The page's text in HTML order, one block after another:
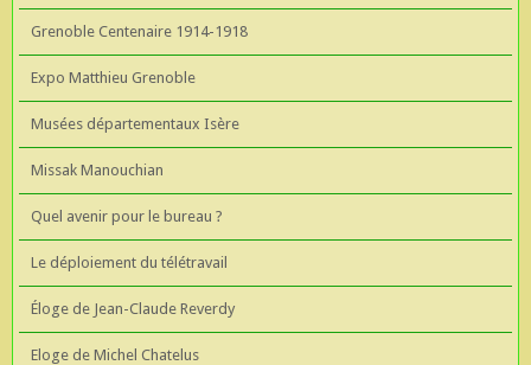
Grenoble Centenaire 1914-1918
Expo Matthieu Grenoble
Musées départementaux Isère
Missak Manouchian
Quel avenir pour le bureau ?
Le déploiement du télétravail
Éloge de Jean-Claude Reverdy
Eloge de Michel Chatelus